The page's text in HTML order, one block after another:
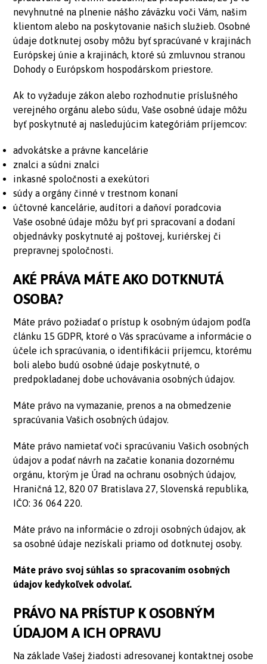
nevyhnutné na plnenie nášho záväzku voči Vám, našim
klientom alebo na poskytovanie našich služieb. Osobné
údaje dotknutej osoby môžu byť spracúvané v krajinách
Európskej únie a krajinách, ktoré sú zmluvnou stranou
Dohody o Európskom hospodárskom priestore.
Ak to vyžaduje zákon alebo rozhodnutie príslušného
verejného orgánu alebo súdu, Vaše osobné údaje môžu
byť poskytnuté aj nasledujúcim kategóriám príjemcov:
advokátske a právne kancelárie
znalci a súdni znalci
inkasné spoločnosti a exekútori
súdy a orgány činné v trestnom konaní
účtovné kancelárie, audítori a daňoví poradcovia
Vaše osobné údaje môžu byť pri spracovaní a dodaní
objednávky poskytnuté aj poštovej, kuriérskej či
prepravnej spoločnosti.
AKÉ PRÁVA MÁTE AKO DOTKNUTÁ
OSOBA?
Máte právo požiadať o prístup k osobným údajom podľa
článku 15 GDPR, ktoré o Vás spracúvame a informácie o
účele ich spracúvania, o identifikácii príjemcu, ktorému
boli alebo budú osobné údaje poskytnuté, o
predpokladanej dobe uchovávania osobných údajov.
Máte právo na vymazanie, prenos a na obmedzenie
spracúvania Vašich osobných údajov.
Máte právo namietať voči spracúvaniu Vašich osobných
údajov a podať návrh na začatie konania dozornému
orgánu, ktorým je Úrad na ochranu osobných údajov,
Hraničná 12, 820 07 Bratislava 27, Slovenská republika,
IČO: 36 064 220.
Máte právo na informácie o zdroji osobných údajov, ak
sa osobné údaje nezískali priamo od dotknutej osoby.
Máte právo svoj súhlas so spracovaním osobných
údajov kedykoľvek odvolať.
PRÁVO NA PRÍSTUP K OSOBNÝM
ÚDAJOM A ICH OPRAVU
Na základe Vašej žiadosti adresovanej kontaktnej osobe